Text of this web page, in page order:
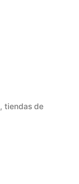
,tiendas de